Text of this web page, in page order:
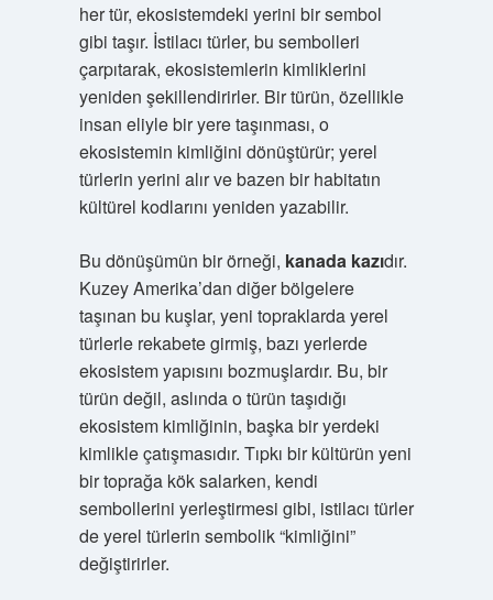
her tür, ekosistemdeki yerini bir sembol
gibi taşır. İstilacı türler, bu sembolleri
çarpıtarak, ekosistemlerin kimliklerini
yeniden şekillendirirler. Bir türün, özellikle
insan eliyle bir yere taşınması, o
ekosistemin kimliğini dönüştürür; yerel
türlerin yerini alır ve bazen bir habitatın
kültürel kodlarını yeniden yazabilir.
Bu dönüşümün bir örneği, kanada kazıdır.
Kuzey Amerika’dan diğer bölgelere
taşınan bu kuşlar, yeni topraklarda yerel
türlerle rekabete girmiş, bazı yerlerde
ekosistem yapısını bozmuşlardır. Bu, bir
türün değil, aslında o türün taşıdığı
ekosistem kimliğinin, başka bir yerdeki
kimlikle çatışmasıdır. Tıpkı bir kültürün yeni
bir toprağa kök salarken, kendi
sembollerini yerleştirmesi gibi, istilacı türler
de yerel türlerin sembolik “kimliğini”
değiştirirler.